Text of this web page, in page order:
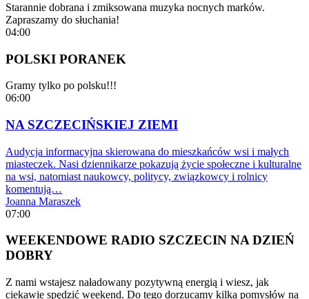
Starannie dobrana i zmiksowana muzyka nocnych marków.
Zapraszamy do słuchania!
04:00
POLSKI PORANEK
Gramy tylko po polsku!!!
06:00
NA SZCZECIŃSKIEJ ZIEMI
Audycja informacyjna skierowana do mieszkańców wsi i małych
miasteczek. Nasi dziennikarze pokazują życie społeczne i kulturalne
na wsi, natomiast naukowcy, politycy, związkowcy i rolnicy
komentują…
Joanna Maraszek
07:00
WEEKENDOWE RADIO SZCZECIN NA DZIEŃ
DOBRY
Z nami wstajesz naładowany pozytywną energią i wiesz, jak
ciekawie spędzić weekend. Do tego dorzucamy kilka pomysłów na